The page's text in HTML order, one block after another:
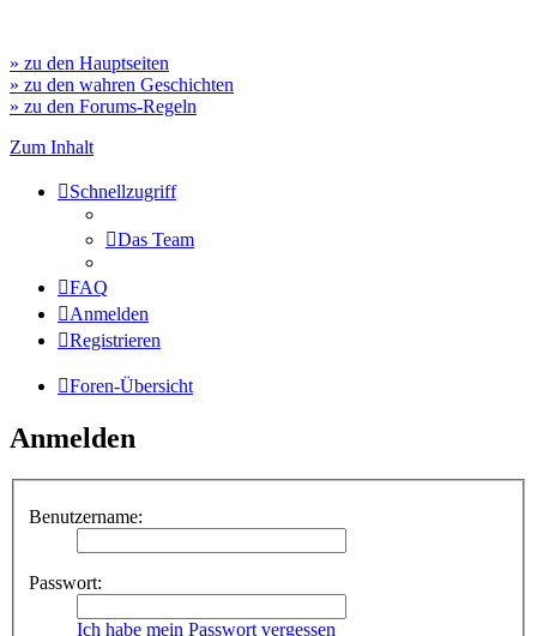
» zu den Hauptseiten
» zu den wahren Geschichten
» zu den Forums-Regeln
Zum Inhalt
Schnellzugriff
Das Team
FAQ
Anmelden
Registrieren
Foren-Übersicht
Anmelden
Benutzername:
Passwort:
Ich habe mein Passwort vergessen